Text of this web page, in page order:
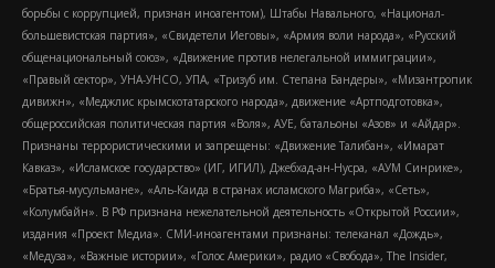
борьбы с коррупцией, признан иноагентом), Штабы Навального, «Национал-
большевистская партия», «Свидетели Иеговы», «Армия воли народа», «Русский
общенациональный союз», «Движение против нелегальной иммиграции»,
«Правый сектор», УНА-УНСО, УПА, «Тризуб им. Степана Бандеры», «Мизантропик
дивижн», «Меджлис крымскотатарского народа», движение «Артподготовка»,
общероссийская политическая партия «Воля», АУЕ, батальоны «Азов» и «Айдар».
Признаны террористическими и запрещены: «Движение Талибан», «Имарат
Кавказ», «Исламское государство» (ИГ, ИГИЛ), Джебхад-ан-Нусра, «АУМ Синрике»,
«Братья-мусульмане», «Аль-Каида в странах исламского Магриба», «Сеть»,
«Колумбайн». В РФ признана нежелательной деятельность «Открытой России»,
издания «Проект Медиа». СМИ-иноагентами признаны: телеканал «Дождь»,
«Медуза», «Важные истории», «Голос Америки», радио «Свобода», The Insider,